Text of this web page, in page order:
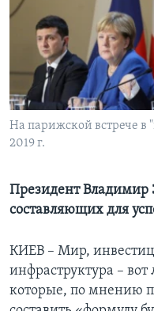
Learning English
СОЦИАЛЬНЫЕ СЕТИ
Языки
На парижской встрече в
2019 г.
Президент Владимир
составляющих для
КИЕВ – Мир,
инфраструктура –
которые, по мнению